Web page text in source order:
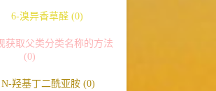
6-溴异香草醛 (0)
获取父类分类名称的方法
(0)
N-羟基丁二酰亚胺 (0)